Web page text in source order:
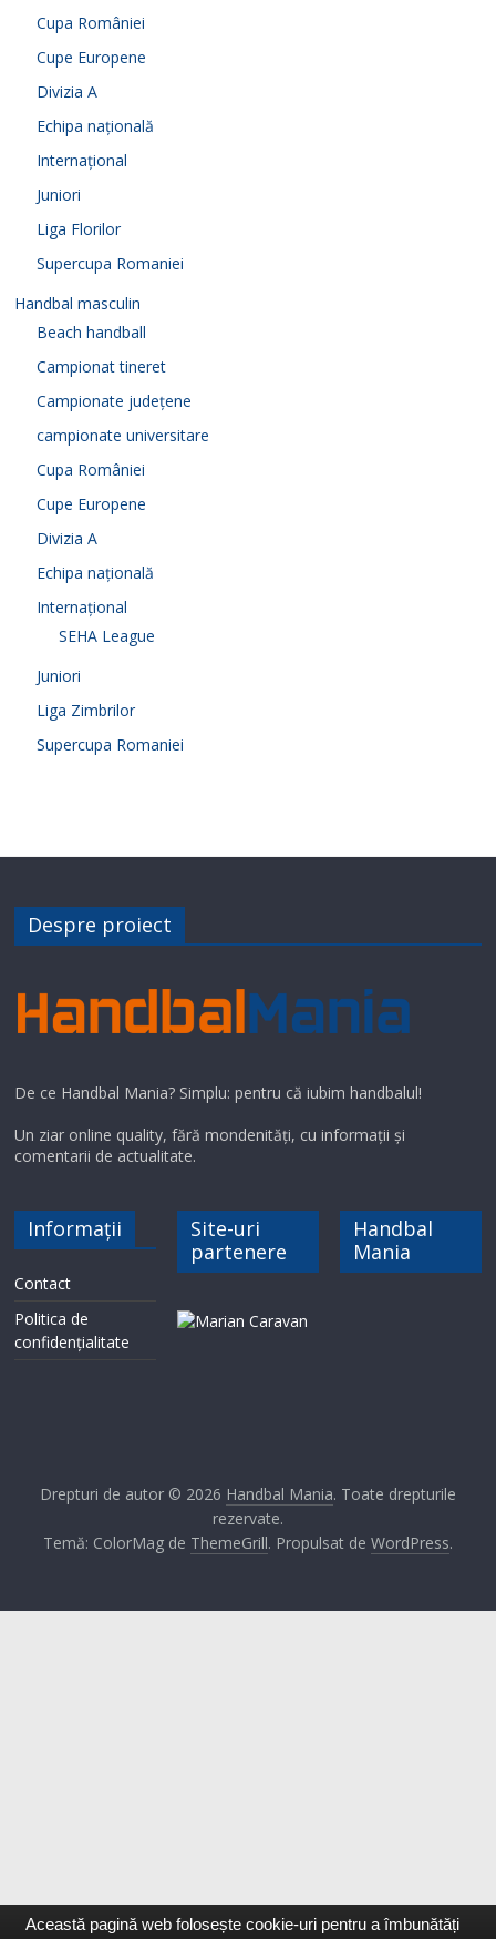
Cupa României
Cupe Europene
Divizia A
Echipa națională
Internațional
Juniori
Liga Florilor
Supercupa Romaniei
Handbal masculin
Beach handball
Campionat tineret
Campionate județene
campionate universitare
Cupa României
Cupe Europene
Divizia A
Echipa națională
Internațional
SEHA League
Juniori
Liga Zimbrilor
Supercupa Romaniei
Despre proiect
De ce Handbal Mania? Simplu: pentru că iubim handbalul!
Un ziar online quality, fără mondenități, cu informații și
comentarii de actualitate.
Informații
Contact
Politica de
confidențialitate
Site-uri
partenere
Handbal
Mania
Drepturi de autor © 2026 Handbal Mania. Toate drepturile
rezervate.
Temă: ColorMag de ThemeGrill. Propulsat de WordPress.
Această pagină web folosește cookie-uri pentru a îmbunătăți